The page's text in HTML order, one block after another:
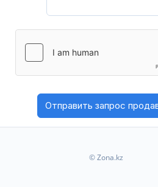
© Zona.kz